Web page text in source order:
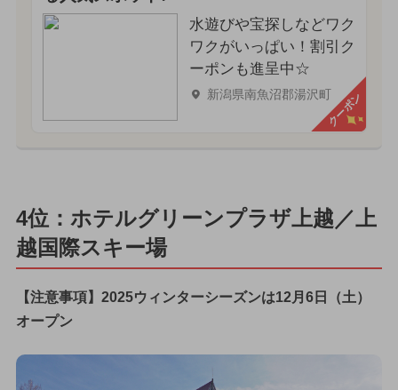
水遊びや宝探しなどワク
ワクがいっぱい！割引ク
ーポンも進呈中☆
新潟県南魚沼郡湯沢町クーポン
4位：ホテルグリーンプラザ上越／上
越国際スキー場
【注意事項】2025ウィンターシーズンは12月6日（土）
オープン